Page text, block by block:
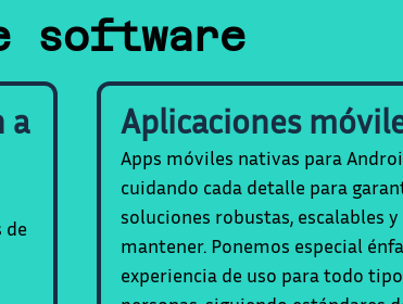
software
a
de
Aplicaciones
Apps móviles nativas para
cuidando cada detalle para
soluciones robustas, escalables y
mantener. Ponemos especial
experiencia de uso para todo